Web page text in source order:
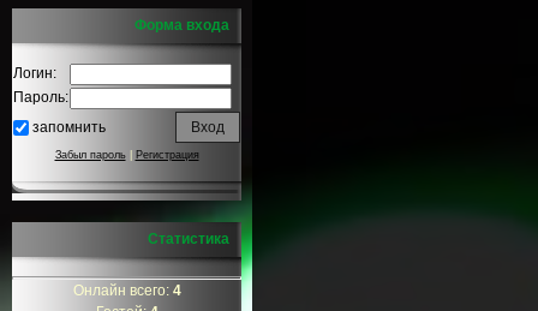
Форма входа
Логин:
Пароль:
запомнить
Забыл пароль| Регистрация
Статистика
Онлайн всего: 4